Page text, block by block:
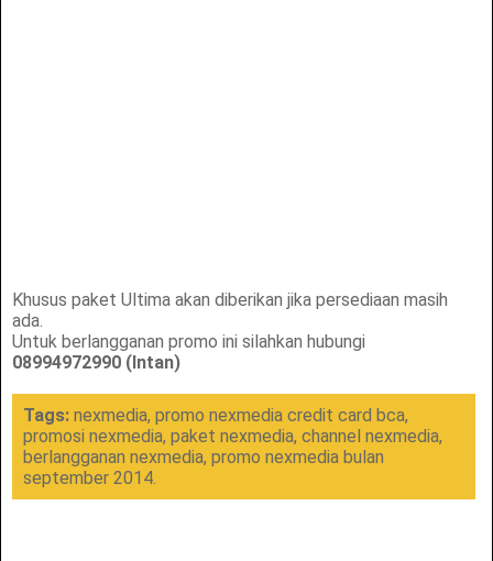
Khusus paket Ultima akan diberikan jika persediaan masih
ada.
Untuk berlangganan promo ini silahkan hubungi
08994972990 (Intan)
Tags: nexmedia, promo nexmedia credit card bca,
promosi nexmedia, paket nexmedia, channel nexmedia,
berlangganan nexmedia, promo nexmedia bulan
september 2014.